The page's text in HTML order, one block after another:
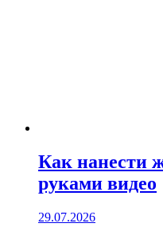
Как нанести
руками видео
29.07.2026